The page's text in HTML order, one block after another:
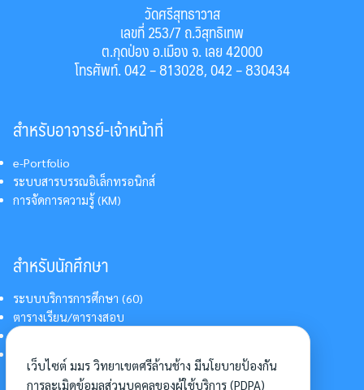
วัดศรีสุทธาวาส
เลขที่ 253/7 ถ.วิสุทธิเทพ
ต.กุดป่อง อ.เมือง จ. เลย 42000
โทรศัพท์. 042 – 813028, 042 – 830434
สำหรับอาจารย์-เจ้าหน้าที่
e-Portfolio
ระบบสารบรรณอิเล็กทรอนิกส์
การจัดการความรู้ (KM)
สำหรับนักศึกษา
ระบบบริการการศึกษา (60)
ตารางเรียน/ตารางสอบ
เว็บไซต์ มมร วิทยาเขตศรีล้านช้าง มีนโยบายป้องกัน
การละเมิดข้อมูลส่วนบุคคลของผู้ใช้บริการ (PDPA)